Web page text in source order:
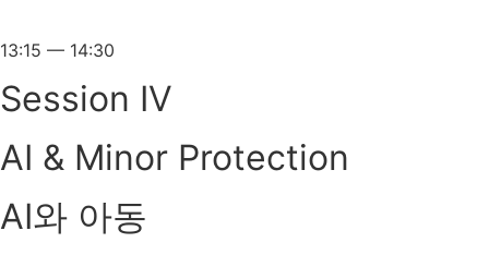
13:15 — 14:30
Session IV
AI & Minor Protection
AI와 아동